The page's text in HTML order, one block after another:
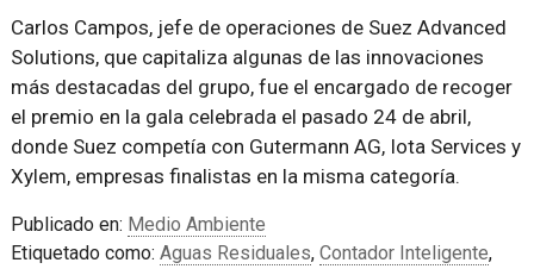
Carlos Campos, jefe de operaciones de Suez Advanced
Solutions, que capitaliza algunas de las innovaciones
más destacadas del grupo, fue el encargado de recoger
el premio en la gala celebrada el pasado 24 de abril,
donde Suez competía con Gutermann AG, Iota Services y
Xylem, empresas finalistas en la misma categoría.
Publicado en: Medio Ambiente
Etiquetado como: Aguas Residuales, Contador Inteligente,